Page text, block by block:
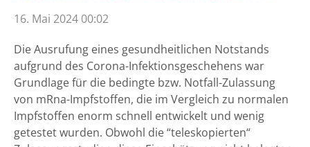
16. Mai 2024 00:02
Die Ausrufung eines gesundheitlichen Notstands
aufgrund des Corona-Infektionsgeschehens war
Grundlage für die bedingte bzw. Notfall-Zulassung
von mRna-Impfstoffen, die im Vergleich zu normalen
Impfstoffen enorm schnell entwickelt und wenig
getestet wurden. Obwohl die “teleskopierten“